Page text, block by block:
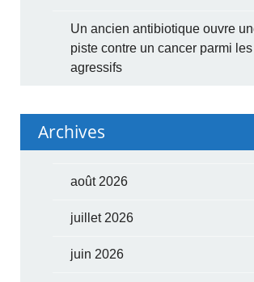
Un ancien antibiotique ouvre
piste contre un cancer parmi
agressifs
Archives
août 2026
juillet 2026
juin 2026